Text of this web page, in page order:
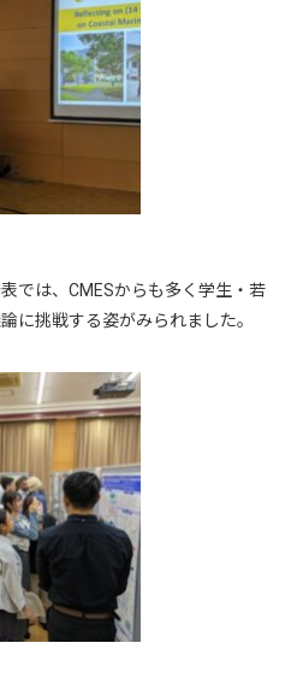
では、CMESからも多く学生・若
に挑戦する姿がみられました。